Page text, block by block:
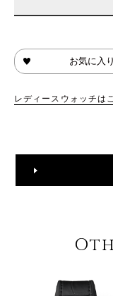
お気に入
レディースウォッチは